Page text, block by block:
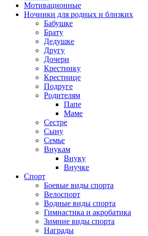
Мотивационные
Ночники для родных и близких
Бабушке
Брату
Дедушке
Другу
Дочери
Крестнику
Крестнице
Подруге
Родителям
Папе
Маме
Сестре
Сыну
Семье
Внукам
Внуку
Внучке
Спорт
Боевые виды спорта
Велоспорт
Водные виды спорта
Гимнастика и акробатика
Зимние виды спорта
Награды